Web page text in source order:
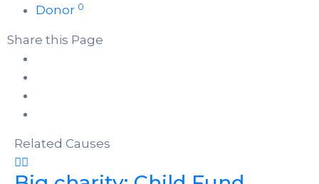
Donor 0
Share this Page
Related Causes